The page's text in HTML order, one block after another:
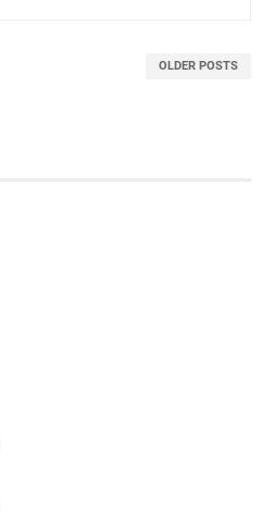
OLDER POSTS